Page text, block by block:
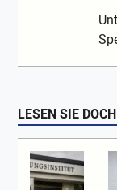
LESEN SIE